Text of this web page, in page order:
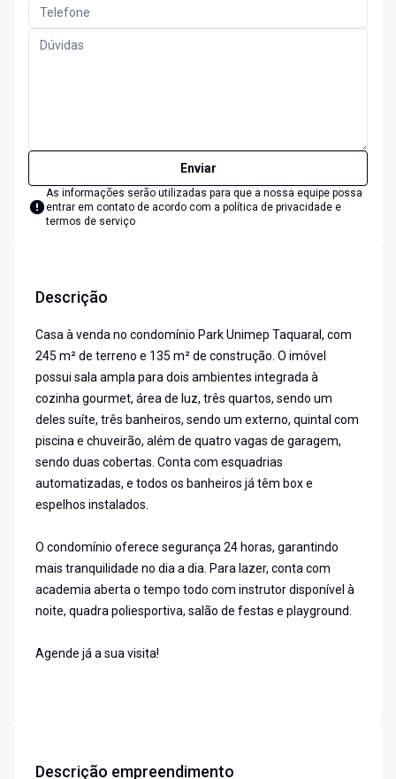
Enviar
As informações serão utilizadas para que a nossa equipe possa
entrar em contato de acordo com a política de privacidade e
termos de serviço
Descrição
Casa à venda no condomínio Park Unimep Taquaral, com
245 m² de terreno e 135 m² de construção. O imóvel
possui sala ampla para dois ambientes integrada à
cozinha gourmet, área de luz, três quartos, sendo um
deles suíte, três banheiros, sendo um externo, quintal com
piscina e chuveirão, além de quatro vagas de garagem,
sendo duas cobertas. Conta com esquadrias
automatizadas, e todos os banheiros já têm box e
espelhos instalados.
O condomínio oferece segurança 24 horas, garantindo
mais tranquilidade no dia a dia. Para lazer, conta com
academia aberta o tempo todo com instrutor disponível à
noite, quadra poliesportiva, salão de festas e playground.
Agende já a sua visita!
Descrição empreendimento